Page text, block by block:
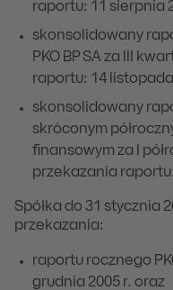
raportu: 11 sierpnia
skonsolidowany
PKO BP SA za III
raportu: 14 listopada
skonsolidowany
skróconym
finansowym za I
przekazania
Spółka do 31 stycznia
przekazania:
raportu rocznego
grudnia 2005 r. oraz